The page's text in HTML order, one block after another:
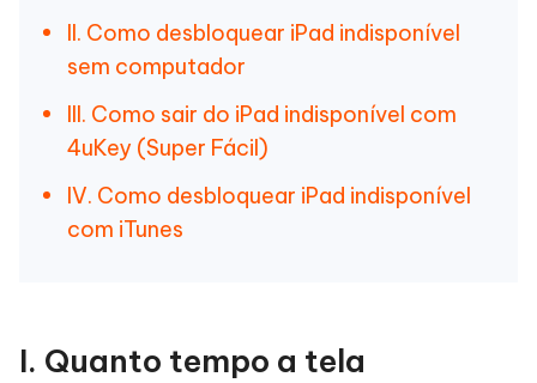
II. Como desbloquear iPad indisponível
sem computador
III. Como sair do iPad indisponível com
4uKey (Super Fácil)
IV. Como desbloquear iPad indisponível
com iTunes
I. Quanto tempo a tela